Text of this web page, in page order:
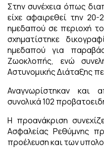
Στην συνέχεια όπως
είχε αφαιρεθεί την 20-
ημεδαπού σε περιοχή
σχηματίστηκε
ημεδαπού για
Ζωοκλοπής, ενώ
Αστυνομικής Διάταξης
Αναγνωρίστηκαν και
συνολικά 102
­Η προανάκριση
Ασφαλείας Ρεθύμνης
προέλευση και των